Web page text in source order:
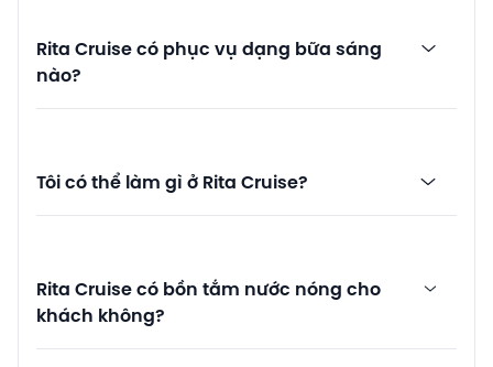
Rita Cruise có phục vụ dạng bữa sáng
nào?
Tôi có thể làm gì ở Rita Cruise?
Rita Cruise có bồn tắm nước nóng cho
khách không?